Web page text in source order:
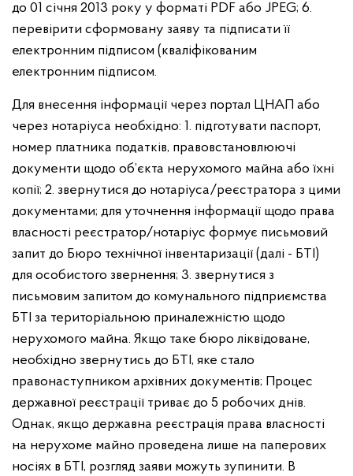
до 01 січня 2013 року у форматі PDF або JPEG; 6.
перевірити сформовану заяву та підписати її
електронним підписом (кваліфікованим
електронним підписом.
Для внесення інформації через портал ЦНАП або
через нотаріуса необхідно: 1. підготувати паспорт,
номер платника податків, правовстановлюючі
документи щодо об’єкта нерухомого майна або їхні
копії; 2. звернутися до нотаріуса/реєстратора з цими
документами; для уточнення інформації щодо права
власності реєстратор/нотаріус формує письмовий
запит до Бюро технічної інвентаризації (далі - БТІ)
для особистого звернення; 3. звернутися з
письмовим запитом до комунального підприємства
БТІ за територіальною приналежністю щодо
нерухомого майна. Якщо таке бюро ліквідоване,
необхідно звернутись до БТІ, яке стало
правонаступником архівних документів; Процес
державної реєстрації триває до 5 робочих днів.
Однак, якщо державна реєстрація права власності
на нерухоме майно проведена лише на паперових
носіях в БТІ, розгляд заяви можуть зупинити. В